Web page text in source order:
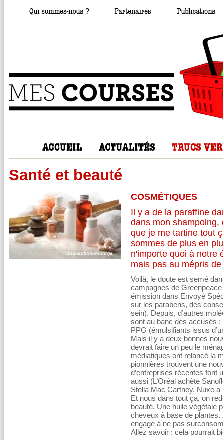
Santé et beauté
COSMÉTIQUES
Il y a de la paraffine
dans mon shampoing,
que je me tartine tout
sommes de plus en
n'importe quoi à notre
mais pas au mépris
Voilà, le doute est semé
campagnes de
émission dans Envoyé
sur les parabens, des
sein). Depuis, d’autres
sont au banc des accusés
PPG (émulsifiants issus
Mais il y a deux bonnes
devrait faire un peu le
médiatiques ont relancé la
pionnières trouvent une
d’entreprises récentes font
aussi (L’Oréal achète
Stella Mac Cartney, Nuxe
Et nous dans tout ça, on
beauté. Une huile végétale
cheveux à base de
engage à ne pas
Allez savoir : cela pourrait